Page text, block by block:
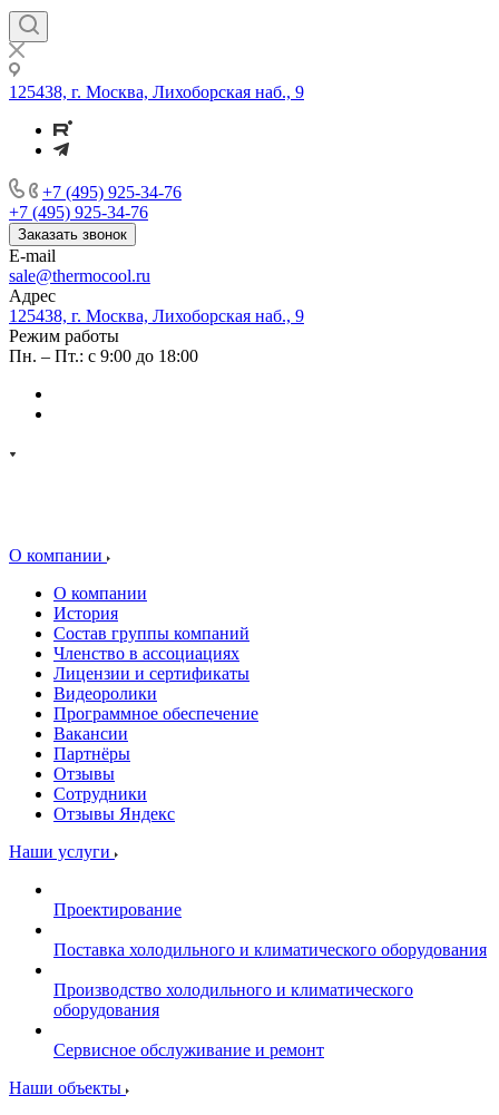
125438, г. Москва, Лихоборская наб., 9
+7 (495) 925-34-76
+7 (495) 925-34-76
Заказать звонок
E-mail
sale@thermocool.ru
Адрес
125438, г. Москва, Лихоборская наб., 9
Режим работы
Пн. – Пт.: с 9:00 до 18:00
О компании
О компании
История
Состав группы компаний
Членство в ассоциациях
Лицензии и сертификаты
Видеоролики
Программное обеспечение
Вакансии
Партнёры
Отзывы
Сотрудники
Отзывы Яндекс
Наши услуги
Проектирование
Поставка холодильного и климатического оборудования
Производство холодильного и климатического
оборудования
Сервисное обслуживание и ремонт
Наши объекты